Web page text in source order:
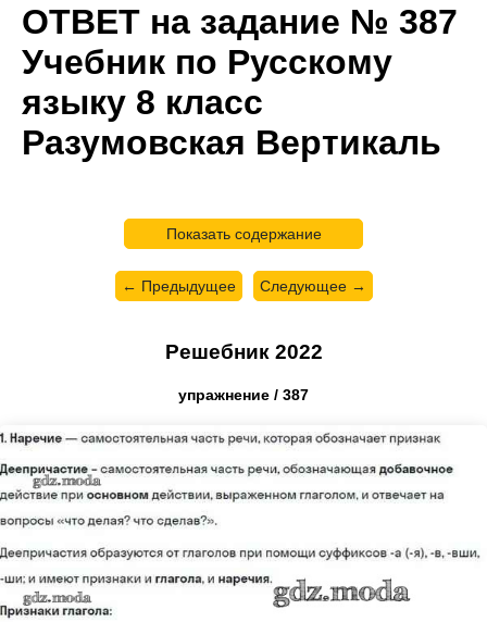
ОТВЕТ на задание № 387
Учебник по Русскому
языку 8 класс
Разумовская Вертикаль
Показать содержание
← Предыдущее Следующее →
Решебник 2022
упражнение / 387